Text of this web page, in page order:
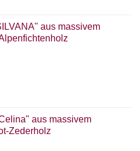
aus massivem
aus massivem
Zederholz